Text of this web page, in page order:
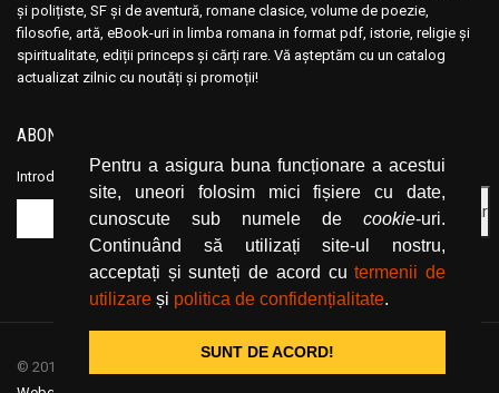
Pentru a asigura buna funcționare a acestui
site, uneori folosim mici fișiere cu date,
cunoscute sub numele de cookie-uri.
Continuând să utilizați site-ul nostru,
acceptați și sunteți de acord cutermenii de
utilizare și politica de confidențialitate.
SUNT DE ACORD!
și polițiste, SF și de aventură, romane clasice, volume de poezie,
filosofie, artă, eBook-uri in limba romana in format pdf, istorie, religie și
spiritualitate, ediții princeps și cărți rare. Vă așteptăm cu un catalog
actualizat zilnic cu noutăți și promoții!
ABONEAZĂ-TE LA NEWSLETTER
Introduceți adresa dvs. de email și dați click pe butonul de abonare.
© 2019